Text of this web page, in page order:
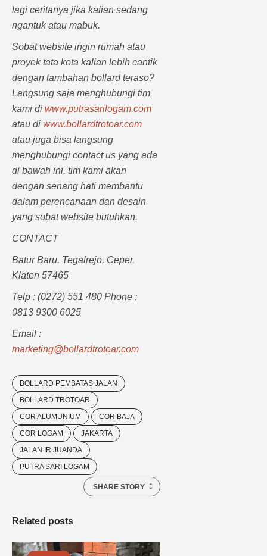
lagi ceritanya jika kalian sedang
ngantuk atau mabuk.
Sobat website ingin rumah atau
proyek tata kota kalian lebih cantik
dengan tambahan bollard teraso?
Langsung saja menghubungi tim
kami di www.putrasarilogam.com
atau di www.bollardtrotoar.com
atau juga bisa langsung
menghubungi contact us yang ada
di bawah ini. tim kami akan
dengan senang hati membantu
dalam perencanaan dan desain
yang sobat website butuhkan.
CONTACT
Batur Baru, Tegalrejo, Ceper,
Klaten 57465
Telp : (0272) 551 480 Phone :
0813 9300 6025
Email :
marketing@bollardtrotoar.com
BOLLARD PEMBATAS JALAN
BOLLARD TROTOAR
COR ALUMUNIUM
COR BAJA
COR LOGAM
JAKARTA
JALAN IR JUANDA
PUTRA SARI LOGAM
SHARE STORY
Related posts